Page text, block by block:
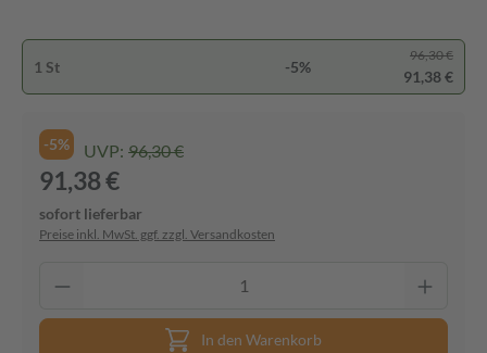
1 St -5%
96,30 €
91,38 €
-5% UVP: 96,30 €
91,38 €
sofort lieferbar
Preise inkl. MwSt. ggf. zzgl. Versandkosten
In den Warenkorb